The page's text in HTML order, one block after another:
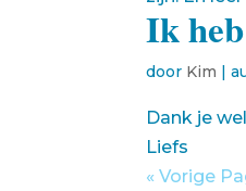
Ik
door Kim |
Dank je
Liefs
« Vorige